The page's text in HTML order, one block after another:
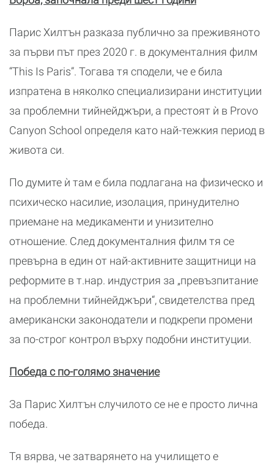
Парис Хилтън разказа публично за преживяното
за първи път през 2020 г. в документалния филм
“This Is Paris”. Тогава тя сподели, че е била
изпратена в няколко специализирани институции
за проблемни тийнейджъри, а престоят ѝ в Provo
Canyon School определя като най-тежкия период в
живота си.
По думите ѝ там е била подлагана на физическо и
психическо насилие, изолация, принудително
приемане на медикаменти и унизително
отношение. След документалния филм тя се
превърна в един от най-активните защитници на
реформите в т.нар. индустрия за „превъзпитание
на проблемни тийнейджъри“, свидетелства пред
американски законодатели и подкрепи промени
за по-строг контрол върху подобни институции.
Победа с по-голямо значение
За Парис Хилтън случилото се не е просто лична
победа.
Тя вярва, че затварянето на училището е